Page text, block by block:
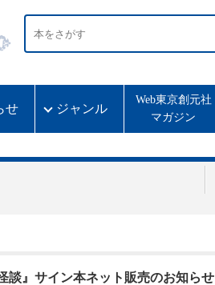
せ ジャンル
Web東京創元社
マガジン
談』サイン本ネット販売のお知らせ